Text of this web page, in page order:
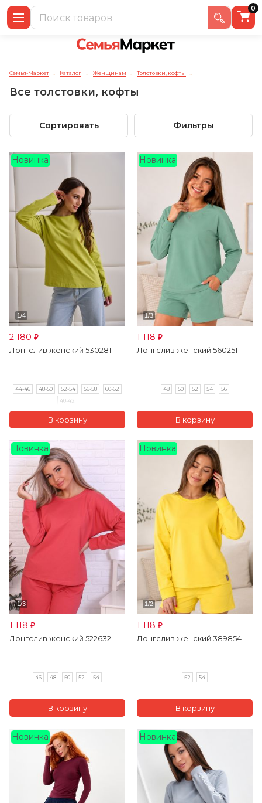
0
Семья-Маркет → Каталог → Женщинам → Толстовки, кофты →
Все толстовки, кофты
Сортировать Фильтры
Новинка
2 180 ₽
Лонгслив женский 530281
44-46 48-50 52-54 56-58
60-62
40-42
Новинка
1 118 ₽
Лонгслив женский 560251
48 50 52 54 56
Новинка
1 118 ₽
Лонгслив женский 522632
46 48 50 52 54
Новинка
1 118 ₽
Лонгслив женский 389854
52 54
Новинка Новинка